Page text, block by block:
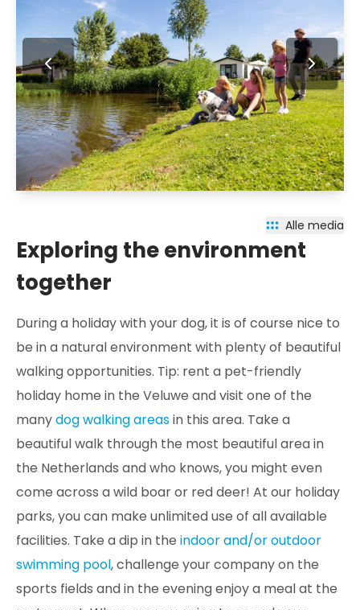
Alle media
Exploring the environment
together
During a holiday with your dog, it is of course nice to
be in a natural environment with plenty of beautiful
walking opportunities. Tip: rent a pet-friendly
holiday home in the Veluwe and visit one of the
manydog walking areasin this area. Take a
beautiful walk through the most beautiful area in
the Netherlands and who knows, you might even
come across a wild boar or red deer! At our holiday
parks, you can make unlimited use of all available
facilities. Take a dip in the indoor and/or outdoor
swimming pool, challenge your company on the
sports fields and in the evening enjoy a meal at the